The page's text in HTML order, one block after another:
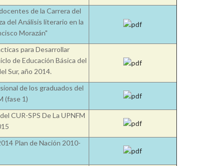
de la Carrera del
del Análisis literario en la
Morazán"
para Desarrollar
de Educación Básica del
Sur, año 2014.
de los graduados del
(fase 1)
CUR-SPS De La UPNFM
Plan de Nación 2010-